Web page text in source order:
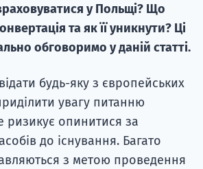
у Польщі? Що
та як її уникнути? Ці
обговоримо у даній статті.
будь-яку з європейських
увагу питанню
ризикує опинитися за
до існування. Багато
з метою проведення